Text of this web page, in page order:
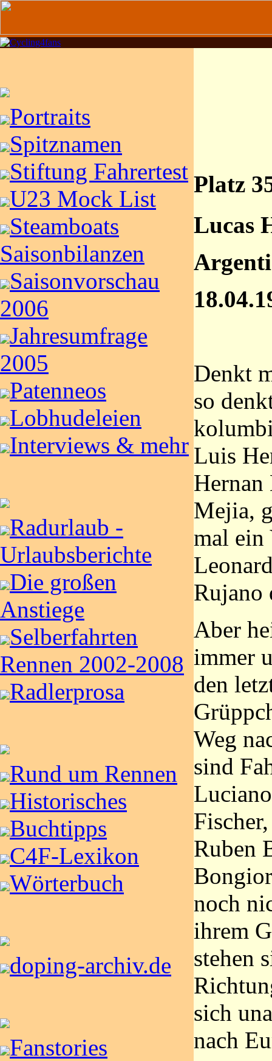
Portraits
Spitznamen
Stiftung Fahrertest
U23 Mock List
Steamboats
Saisonbilanzen
Saisonvorschau
2006
Jahresumfrage
2005
Patenneos
Lobhudeleien
Interviews & mehr
Radurlaub -
Urlaubsberichte
Die großen
Anstiege
Selberfahrten
Rennen 2002-2008
Radlerprosa
Rund um Rennen
Historisches
Buchtipps
C4F-Lexikon
Wörterbuch
doping-archiv.de
Fanstories
Platz
Lucas
Denkt
so
Luis
Hernan
Mejia,
mal ein
Rujano
Aber
immer
den
Weg
sind
Ruben
noch
ihrem
stehen
sich
nach